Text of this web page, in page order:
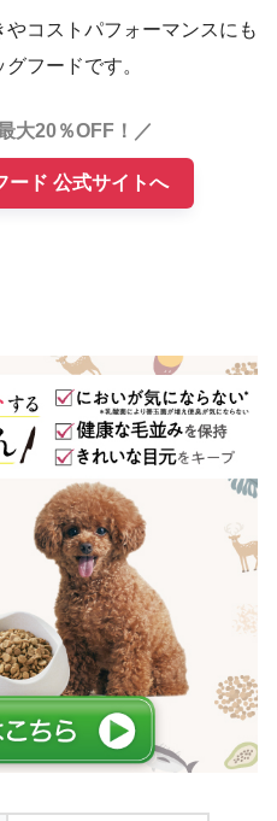
コストパフォーマンスにも
フードです。
大20％OFF！／
ード 公式サイトへ